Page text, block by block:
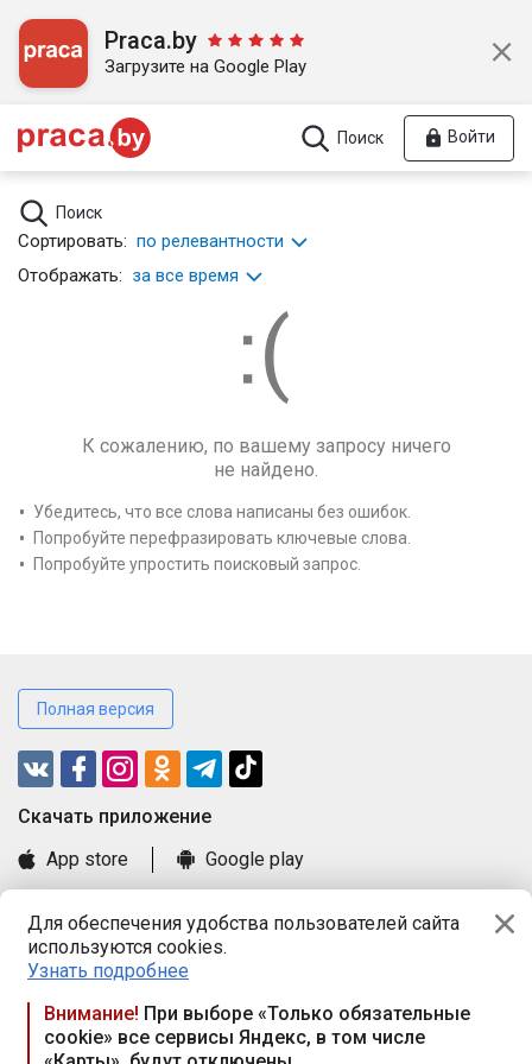
Для обеспечения удобства пользователей сайта
используются cookies.
Узнать подробнее
Внимание! При выборе «Только обязательные
cookie» все сервисы Яндекс, в том числе
Praca.by
Загрузите на Google Play
Поиск Войти
Поиск
Сортировать: по релевантности
Отображать: за все время
К сожалению, по вашему запросу ничего
не найдено.
Убедитесь, что все слова написаны без ошибок.
Попробуйте перефразировать ключевые слова.
Попробуйте упростить поисковый запрос.
Полная версия
Cкачать приложение
App store
Google play
Книга замечаний и предложений
Правила и документы
Praca.by © 2000—2026, ООО «ПРАЦА БАЙ»
Республика Беларусь, 220114, г. Минск, пр-т Независимости
117а, пом. № 9.